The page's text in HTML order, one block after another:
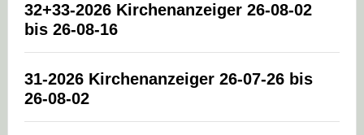
32+33-2026 Kirchenanzeiger 26-08-02
bis 26-08-16
31-2026 Kirchenanzeiger 26-07-26 bis
26-08-02